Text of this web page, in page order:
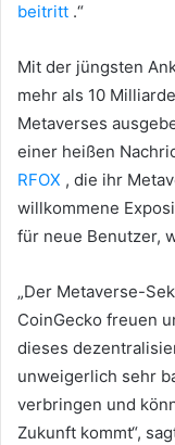
beitritt .“
Mit der jüngsten
mehr als 10
Metaverses
einer heißen
RFOX , die ihr
willkommene
für neue Benutzer,
„Der Metaverse-
CoinGecko freuen
dieses
unweigerlich sehr
verbringen und
Zukunft kommt“,